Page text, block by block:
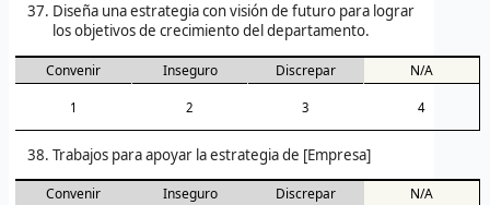
Diseña una estrategia con visión de futuro para lograr
los objetivos de crecimiento del departamento.
Convenir Inseguro Discrepar N/A
1 2 3 4
Trabajos para apoyar la estrategia de [Empresa]
Convenir Inseguro Discrepar N/A